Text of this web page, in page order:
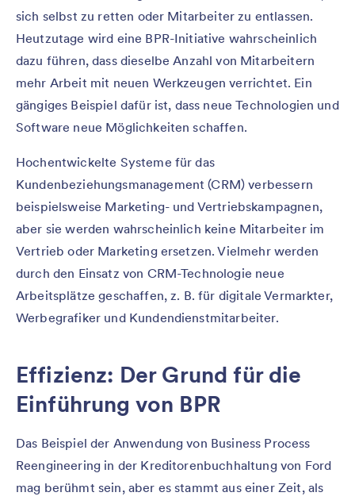
sich selbst zu retten oder Mitarbeiter zu entlassen.
Heutzutage wird eine BPR-Initiative wahrscheinlich
dazu führen, dass dieselbe Anzahl von Mitarbeitern
mehr Arbeit mit neuen Werkzeugen verrichtet. Ein
gängiges Beispiel dafür ist, dass neue Technologien und
Software neue Möglichkeiten schaffen.
Hochentwickelte Systeme für das
Kundenbeziehungsmanagement (CRM) verbessern
beispielsweise Marketing- und Vertriebskampagnen,
aber sie werden wahrscheinlich keine Mitarbeiter im
Vertrieb oder Marketing ersetzen. Vielmehr werden
durch den Einsatz von CRM-Technologie neue
Arbeitsplätze geschaffen, z. B. für digitale Vermarkter,
Werbegrafiker und Kundendienstmitarbeiter.
Effizienz: Der Grund für die
Einführung von BPR
Das Beispiel der Anwendung von Business Process
Reengineering in der Kreditorenbuchhaltung von Ford
mag berühmt sein, aber es stammt aus einer Zeit, als